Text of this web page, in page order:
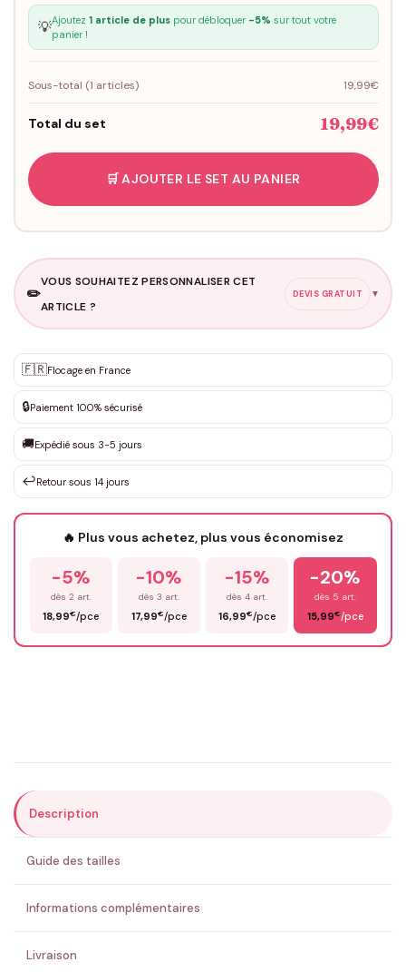
💡Ajoutez 1 article de pluspour débloquer -5% sur tout votre
panier !
Sous-total (1 articles) 19,99€
Total du set 19,99€
🛒 AJOUTER LE SET AU PANIER
✏️
VOUS SOUHAITEZ PERSONNALISER CET
ARTICLE ?
DEVIS GRATUIT ▼
✨ Personnalisation sur mesure
DEVIS GRATUIT · Personnalisation de 3 à 10€ selon la demande
Que souhaitez-vous ?*
Votre texte / idée*
Prénom*
ENVOYER MA DEMANDE ✨
💚 Retour sous 24-48h🇫🇷 Flocage en France✅ Validation avant fabrication
🇫🇷Flocage en France
🔒Paiement 100% sécurisé
🚚Expédié sous 3-5 jours
↩️Retour sous 14 jours
🔥 Plus vous achetez, plus vous économisez
-5%
dès 2 art.
18,99€/pce
-10%
dès 3 art.
17,99€/pce
-15%
dès 4 art.
16,99€/pce
-20%
dès 5 art.
15,99€/pce
Description
Guide des tailles
Informations complémentaires
Livraison